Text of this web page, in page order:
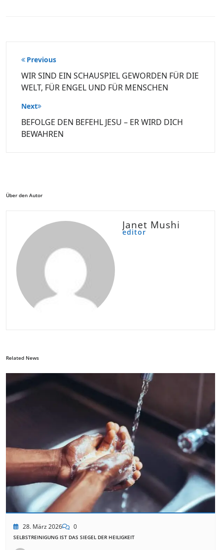
Beitragsnavigation
Previous
WIR SIND EIN SCHAUSPIEL GEWORDEN FÜR DIE
WELT, FÜR ENGEL UND FÜR MENSCHEN
Next
BEFOLGE DEN BEFEHL JESU – ER WIRD DICH
BEWAHREN
Über den Autor
Janet Mushi
editor
Related News
28. März 2026 0
SELBSTREINIGUNG IST DAS SIEGEL DER HEILIGKEIT